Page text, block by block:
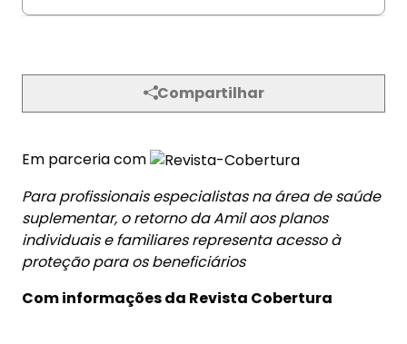
Compartilhar
Em parceria com
Para profissionais especialistas na área de saúde
suplementar, o retorno da Amil aos planos
individuais e familiares representa acesso à
proteção para os beneficiários
Com informações da Revista Cobertura